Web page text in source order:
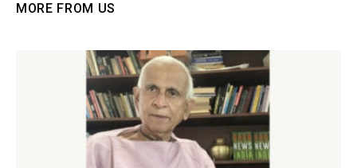
MORE FROM US